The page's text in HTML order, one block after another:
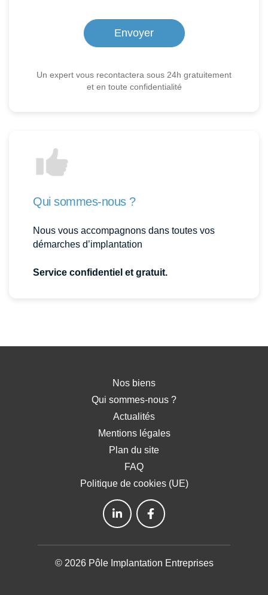
Un expert vous recontactera sous 24h gratuitement
et en toute confidentialité
Qui sommes-nous ?
Nous vous accompagnons dans toutes vos
démarches d’implantation
Service confidentiel et gratuit.
Nos biens
Qui sommes-nous ?
Actualités
Mentions légales
Plan du site
FAQ
Politique de cookies (UE)
© 2026 Pôle Implantation Entreprises